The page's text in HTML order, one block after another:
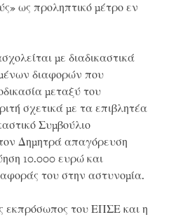
ως προληπτικό μέτρο εν
με διαδικαστικά
διαφορών που
μεταξύ του
σχετικά με τα επιβλητέα
Συμβούλιο
Δημητρά απαγόρευση
10.000 ευρώ και
του στην αστυνομία.
εκπρόσωπος του ΕΠΣΕ και η